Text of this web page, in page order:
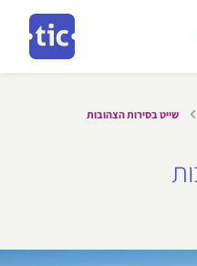
שייט בסירות הצהובות